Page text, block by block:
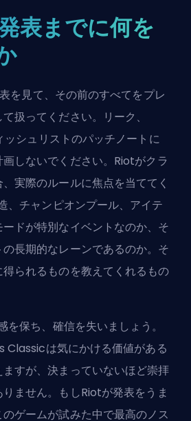
表までに何を
を見て、その前のすべてをプレ
扱ってください。リーク、
シュリストのパッチノートに
しないでください。Riotがクラ
実際のルールに焦点を当ててく
、チャンピオンプール、アイテ
ードが特別なイベント なのか、そ
長期的なレーンであるのか。そ
られるものを教えてくれるもの
を保ち、確信を失いましょう。
は気にかける価値がある
すが、決まっていないほど崇拝
ません。もしRiotが発表をうま
ゲームが試みた中で最高のノス